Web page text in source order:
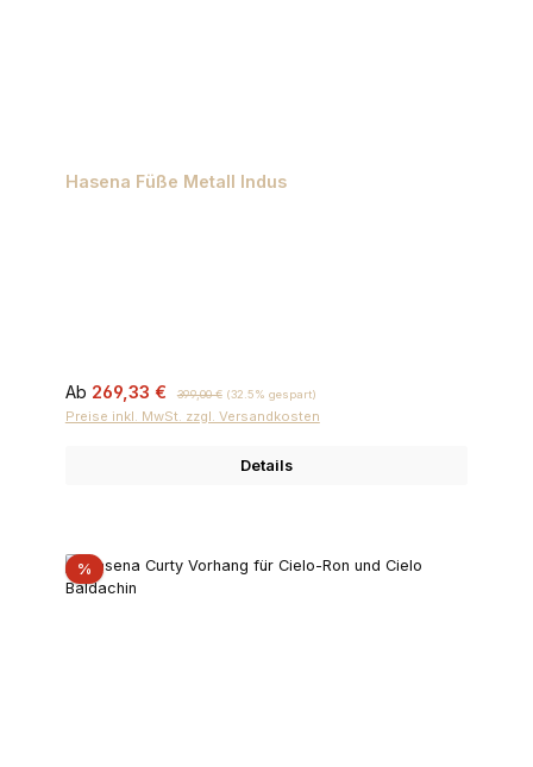
Hasena Füße Metall Indus
Verkaufspreis:
Ab 269,33 € 399,00 € (32.5% gespart)
Preise inkl. MwSt. zzgl. Versandkosten
Details
%Rabatt